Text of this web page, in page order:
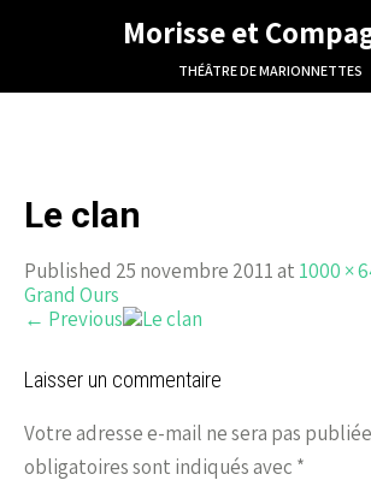
Morisse et
THÉÂTRE DE MARIONNETTES
Le clan
Published 25 novembre 2011 at 1000 ×
Grand Ours
← Previous
Laisser un commentaire
Votre adresse e-mail ne sera pas
obligatoires sont indiqués avec *